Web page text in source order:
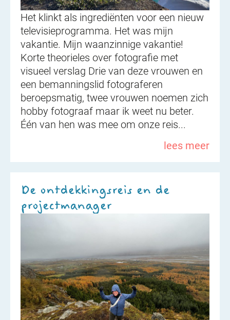
Het klinkt als ingrediënten voor een nieuw
televisieprogramma. Het was mijn
vakantie. Mijn waanzinnige vakantie!
Korte theorieles over fotografie met
visueel verslag Drie van deze vrouwen en
een bemanningslid fotograferen
beroepsmatig, twee vrouwen noemen zich
hobby fotograaf maar ik weet nu beter.
Één van hen was mee om onze reis...
lees meer
De ontdekkingsreis en de
projectmanager